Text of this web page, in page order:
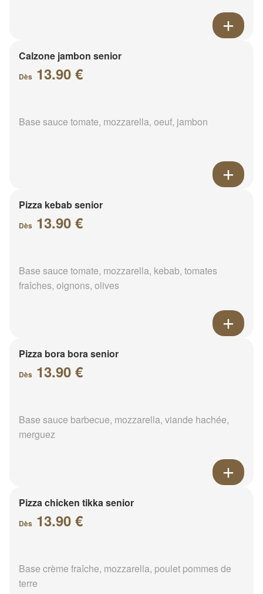
Calzone jambon senior
Dès 13.90 €
Base sauce tomate, mozzarella, oeuf, jambon
Pizza kebab senior
Dès 13.90 €
Base sauce tomate, mozzarella, kebab, tomates
fraîches, oignons, olives
Pizza bora bora senior
Dès 13.90 €
Base sauce barbecue, mozzarella, viande hachée,
merguez
Pizza chicken tikka senior
Dès 13.90 €
Base crème fraîche, mozzarella, poulet pommes de
terre